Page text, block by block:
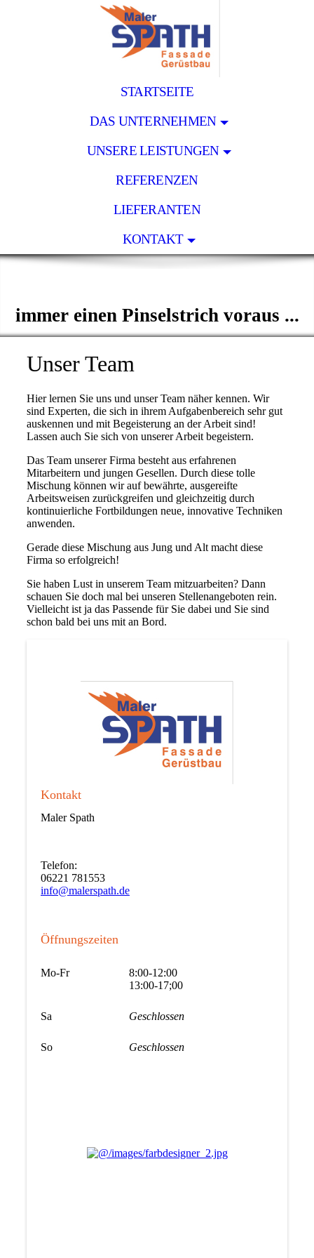
STARTSEITE
DAS UNTERNEHMEN
UNSERE LEISTUNGEN
REFERENZEN
LIEFERANTEN
KONTAKT
immer einen Pinselstrich voraus ...
Unser Team
Hier lernen Sie uns und unser Team näher kennen. Wir
sind Experten, die sich in ihrem Aufgabenbereich sehr gut
auskennen und mit Begeisterung an der Arbeit sind!
Lassen auch Sie sich von unserer Arbeit begeistern.
Das Team unserer Firma besteht aus erfahrenen
Mitarbeitern und jungen Gesellen. Durch diese tolle
Mischung können wir auf bewährte, ausgereifte
Arbeitsweisen zurückgreifen und gleichzeitig durch
kontinuierliche Fortbildungen neue, innovative Techniken
anwenden.
Gerade diese Mischung aus Jung und Alt macht diese
Firma so erfolgreich!
Sie haben Lust in unserem Team mitzuarbeiten? Dann
schauen Sie doch mal bei unseren Stellenangeboten rein.
Vielleicht ist ja das Passende für Sie dabei und Sie sind
schon bald bei uns mit an Bord.
Kontakt
Maler Spath
Telefon:
06221 781553
info@malerspath.de
Öffnungszeiten
Mo-Fr
8:00-12:00
13:00-17;00
Sa Geschlossen
So Geschlossen